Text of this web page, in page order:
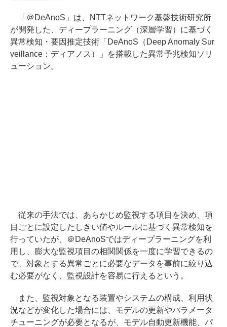
「＠DeAnoS」は、NTTネットワーク基盤技術研究所
が開発した、ディープラーニング（深層学習）に基づく
異常検知・要因推定技術「DeAnoS（Deep Anomaly Sur
veillance：ディアノス）」を搭載した異常予兆検知ソリ
ューション。
従来の手法では、あらかじめ監視する項目を決め、項
目ごとに設定したしきい値やルールに基づく異常検知を
行っていたが、＠DeAnoSではディープラーニングを利
用し、膨大な監視項目の相関関係を一度に学習できるの
で、対象とする異常ごとに必要なデータを事前に絞り込
む必要がなく、監視設計を容易に行えるという。
また、監視対象となる装置やシステムの構成、利用状
況などが変化した場合には、モデルの更新やパラメータ
チューニングが必要となるが、モデル自動更新機能、パ